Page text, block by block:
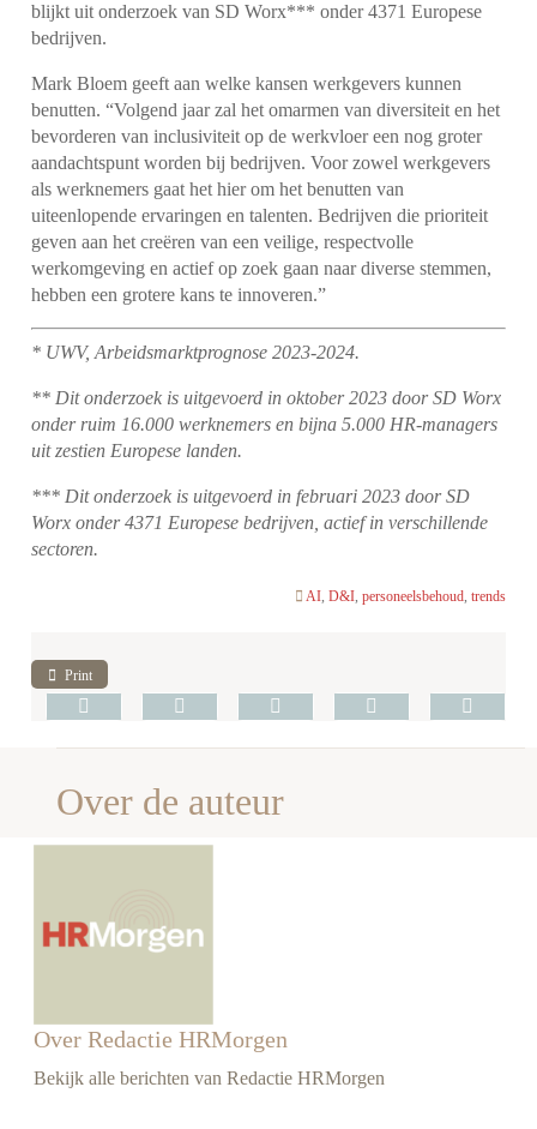
blijkt uit onderzoek van SD Worx*** onder 4371 Europese
bedrijven.
Mark Bloem geeft aan welke kansen werkgevers kunnen
benutten. “Volgend jaar zal het omarmen van diversiteit en het
bevorderen van inclusiviteit op de werkvloer een nog groter
aandachtspunt worden bij bedrijven. Voor zowel werkgevers
als werknemers gaat het hier om het benutten van
uiteenlopende ervaringen en talenten. Bedrijven die prioriteit
geven aan het creëren van een veilige, respectvolle
werkomgeving en actief op zoek gaan naar diverse stemmen,
hebben een grotere kans te innoveren.”
* UWV, Arbeidsmarktprognose 2023-2024.
** Dit onderzoek is uitgevoerd in oktober 2023 door SD Worx
onder ruim 16.000 werknemers en bijna 5.000 HR-managers
uit zestien Europese landen.
*** Dit onderzoek is uitgevoerd in februari 2023 door SD
Worx onder 4371 Europese bedrijven, actief in verschillende
sectoren.
AI, D&I, personeelsbehoud, trends
Print
Over de auteur
Over Redactie HRMorgen
Bekijk alle berichten van Redactie HRMorgen